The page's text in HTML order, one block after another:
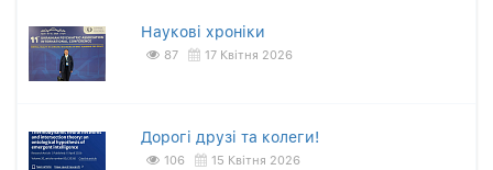
Наукові хроніки
87 17 Квітня 2026
Дорогі друзі та колеги!
106 15 Квітня 2026